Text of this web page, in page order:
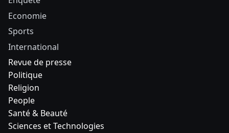
Economie
Sports
International
Revue de presse
Politique
Religion
People
Santé & Beauté
Sciences et Technologies